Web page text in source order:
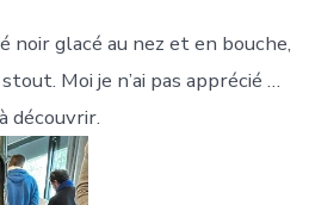
noir glacé au nez et en bouche,
Moi je n’ai pas apprécié …
découvrir.